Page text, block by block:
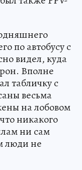
по автобусу с
видел, куда
Вполне
табличку с
весьма
на лобовом
никакого
ни сам
люди не